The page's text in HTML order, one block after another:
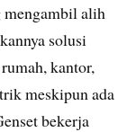
mengambil alih
solusi
kantor,
meskipun ada
bekerja